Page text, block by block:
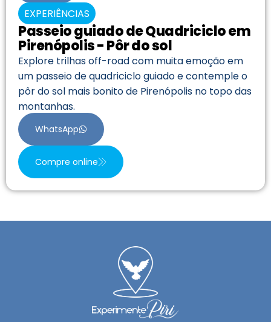
EXPERIÊNCIAS
Passeio guiado de Quadriciclo em
Pirenópolis - Pôr do sol
Explore trilhas off-road com muita emoção em
um passeio de quadriciclo guiado e contemple o
pôr do sol mais bonito de Pirenópolis no topo das
montanhas.
WhatsApp
Compre online